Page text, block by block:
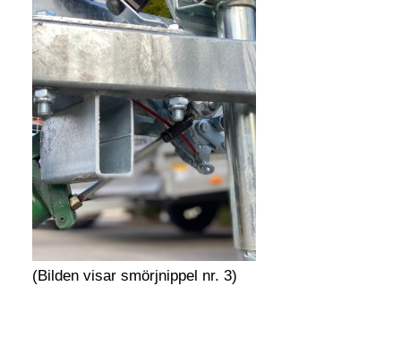
(Bilden visar smörjnippel nr. 3)